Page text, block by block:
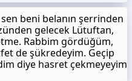
sen beni belanın şerrinden
gelecek Lütuftan,
Rabbim gördüğüm,
de şükredeyim. Geçip
diye hasret çekmeyeyim